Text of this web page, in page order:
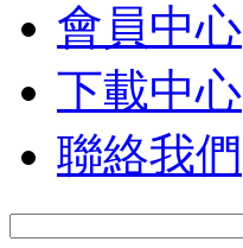
會員中心
下載中心
聯絡我們